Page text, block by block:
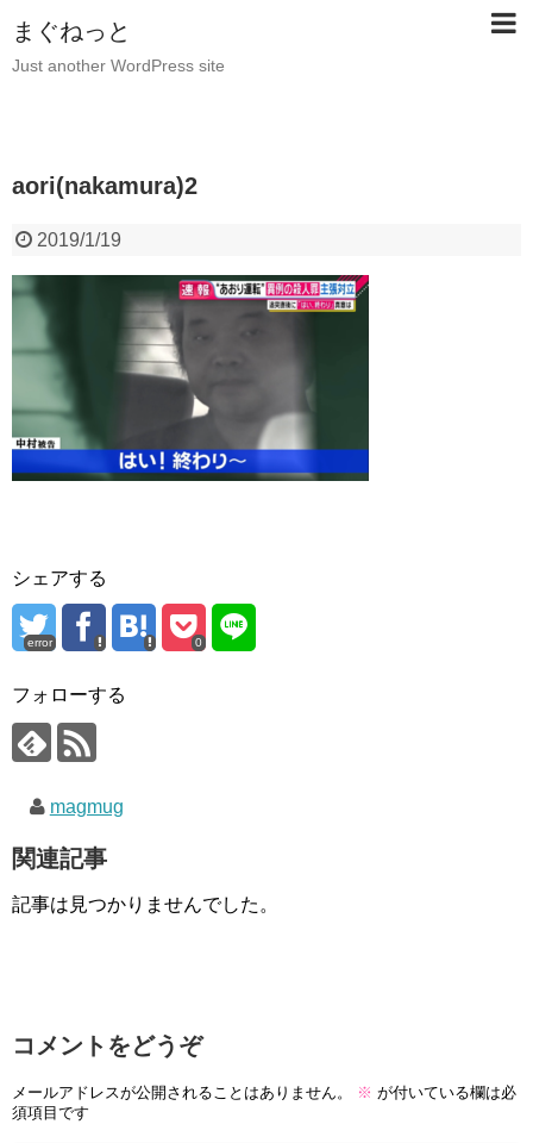
まぐねっと
Just another WordPress site
aori(nakamura)2
2019/1/19
シェアする
error 0
フォローする
magmug
関連記事
記事は見つかりませんでした。
コメントをどうぞ
メールアドレスが公開されることはありません。 ※ が付いている欄は必
須項目です